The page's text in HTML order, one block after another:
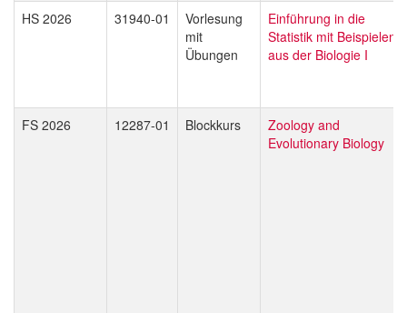
HS 2026 31940-01
Vorlesung
mit
Übungen
Einführung in die
Statistik mit Beispielen
aus der Biologie I
FS 2026 12287-01 Blockkurs
Zoology and
Evolutionary Biology